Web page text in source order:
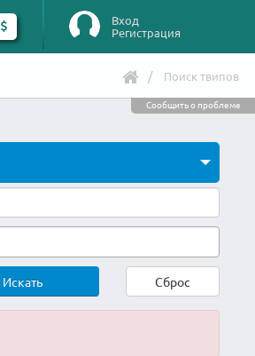
Вход
Регистрация
Поиск твипов
Сообщить о проблеме
Искать Сброс